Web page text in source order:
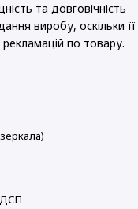
та довговічність
виробу, оскільки її
по товару.
ДСП